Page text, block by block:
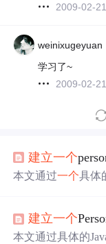
2009-02-21
weinixugeyuan
学习了~
2009-02-21
建立一个
本文通过一个具体
功能。
建立一个
本文通过具体的